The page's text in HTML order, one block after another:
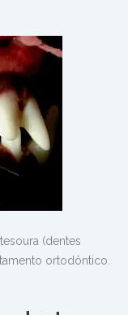
(dentes
ortodôntico.